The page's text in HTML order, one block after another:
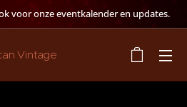
voor onze eventkalender en updates.
Vintage